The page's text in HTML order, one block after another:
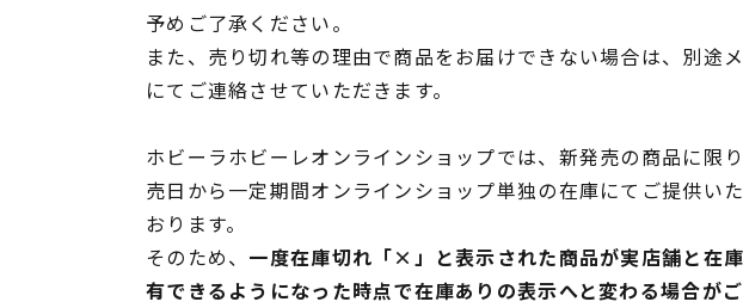
予めご了承ください。
また、売り切れ等の理由で商品をお届けできない場合は、別途
にてご連絡させていただきます。
ホビーラホビーレオンラインショップでは、新発売の商品に限
売日から一定期間オンラインショップ単独の在庫にてご提供い
おります。
そのため、 一度在庫切れ「×」と表示された商品が実店舗と在
有できるようになった時点で在庫ありの表示へと変わる場合が